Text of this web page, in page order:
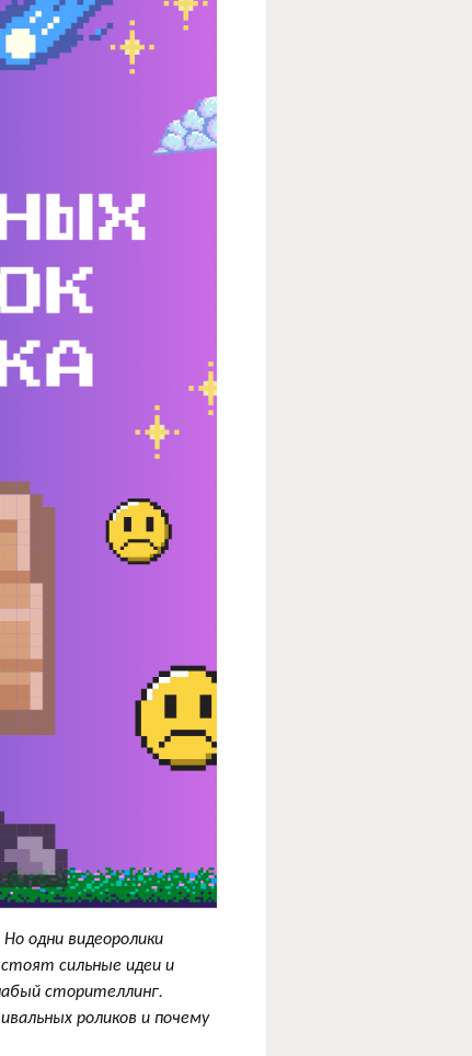
одни видеоролики
сильные идеи и
сторителлинг.
роликов и почему